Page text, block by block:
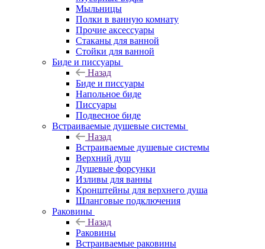
Мыльницы
Полки в ванную комнату
Прочие аксессуары
Стаканы для ванной
Стойки для ванной
Биде и писсуары
Назад
Биде и писсуары
Напольное биде
Писсуары
Подвесное биде
Встраиваемые душевые системы
Назад
Встраиваемые душевые системы
Верхний душ
Душевые форсунки
Изливы для ванны
Кронштейны для верхнего душа
Шланговые подключения
Раковины
Назад
Раковины
Встраиваемые раковины